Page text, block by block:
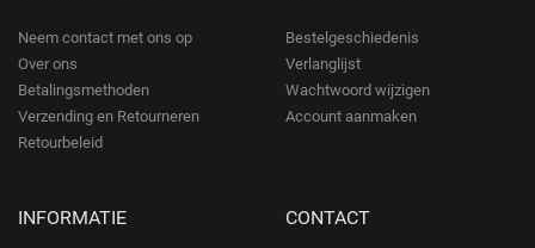
Neem contact met ons op
Over ons
Betalingsmethoden
Verzending en Retourneren
Retourbeleid
Bestelgeschiedenis
Verlanglijst
Wachtwoord wijzigen
Account aanmaken
INFORMATIE CONTACT